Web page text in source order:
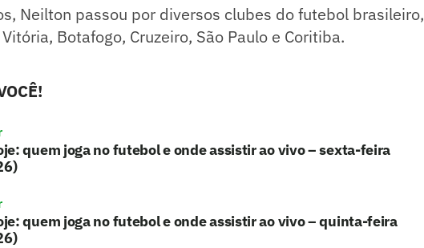
Neilton passou por diversos clubes do futebol brasileiro,
Botafogo, Cruzeiro, São Paulo e Coritiba.
quem joga no futebol e onde assistir ao vivo – sexta-feira
quem joga no futebol e onde assistir ao vivo – quinta-feira